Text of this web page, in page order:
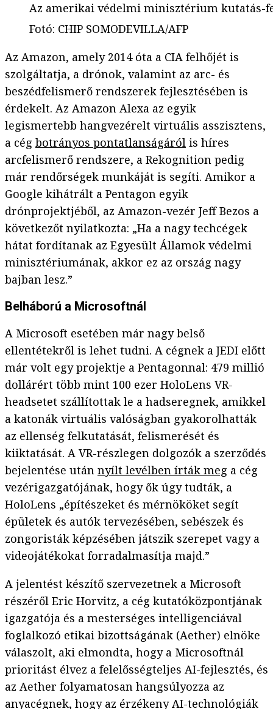
Az amerikai védelmi minisztérium kutatás-
Fotó: CHIP SOMODEVILLA/AFP
Az Amazon, amely 2014 óta a CIA felhőjét is
szolgáltatja, a drónok, valamint az arc- és
beszédfelismerő rendszerek fejlesztésében is
érdekelt. Az Amazon Alexa az egyik
legismertebb hangvezérelt virtuális asszisztens,
a cég botrányos pontatlanságáról is híres
arcfelismerő rendszere, a Rekognition pedig
már rendőrségek munkáját is segíti. Amikor a
Google kihátrált a Pentagon egyik
drónprojektjéből, az Amazon-vezér Jeff Bezos a
következőt nyilatkozta: „Ha a nagy techcégek
hátat fordítanak az Egyesült Államok védelmi
minisztériumának, akkor ez az ország nagy
bajban lesz.”
Belháború a Microsoftnál
A Microsoft esetében már nagy belső
ellentétekről is lehet tudni. A cégnek a JEDI előtt
már volt egy projektje a Pentagonnal: 479 millió
dollárért több mint 100 ezer HoloLens VR-
headsetet szállítottak le a hadseregnek, amikkel
a katonák virtuális valóságban gyakorolhatták
az ellenség felkutatását, felismerését és
kiiktatását. A VR-részlegen dolgozók a szerződés
bejelentése után nyílt levélben írták meg a cég
vezérigazgatójának, hogy ők úgy tudták, a
HoloLens „építészeket és mérnököket segít
épületek és autók tervezésében, sebészek és
zongoristák képzésében játszik szerepet vagy a
videojátékokat forradalmasítja majd.”
A jelentést készítő szervezetnek a Microsoft
részéről Eric Horvitz, a cég kutatóközpontjának
igazgatója és a mesterséges intelligenciával
foglalkozó etikai bizottságának (Aether) elnöke
válaszolt, aki elmondta, hogy a Microsoftnál
prioritást élvez a felelősségteljes AI-fejlesztés, és
az Aether folyamatosan hangsúlyozza az
anyacégnek, hogy az érzékeny AI-technológiák